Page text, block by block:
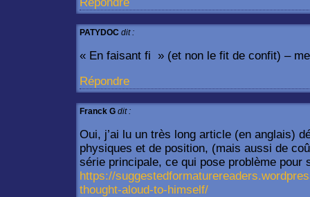
PATYDOC dit :
« En faisant fi » (et non le fit de confit) –
Répondre
Franck G dit :
Oui, j’ai lu un très long article (en anglais)
physiques et de position, (mais aussi de
série principale, ce qui pose problème
https://
thought-aloud-to-himself/